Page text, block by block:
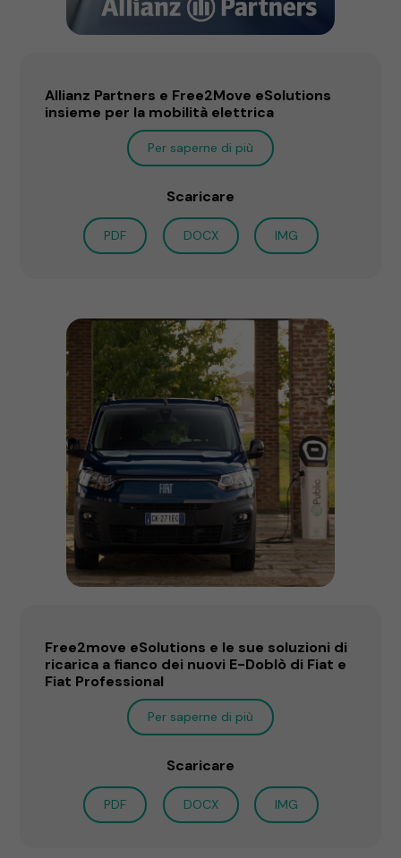
Allianz Partners e Free2Move eSolutions
insieme per la mobilità elettrica
Per saperne di più
Scaricare
PDF DOCX IMG
Free2move eSolutions e le sue soluzioni di
ricarica a fianco dei nuovi E-Doblò di Fiat e
Fiat Professional
Per saperne di più
Scaricare
PDF DOCX IMG